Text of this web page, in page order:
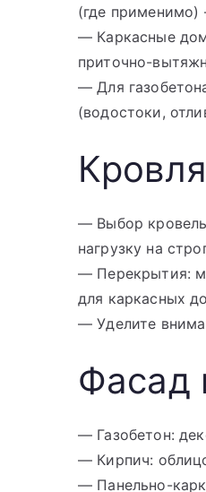
(где применимо)
— Каркасные
приточно-
— Для
(водостоки,
— Выбор
нагрузку на
— Перекрытия:
для каркасных
— Уделите
Фасад
— Газобетон:
— Кирпич:
— Панельно-